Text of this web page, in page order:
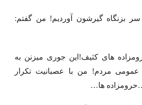
سر بزنگاه گیرشون آوردیم! من گفتم:
های کثیف!این جوری میزنن به
عمومی مردم! من با عصبانیت تکرار
ها…